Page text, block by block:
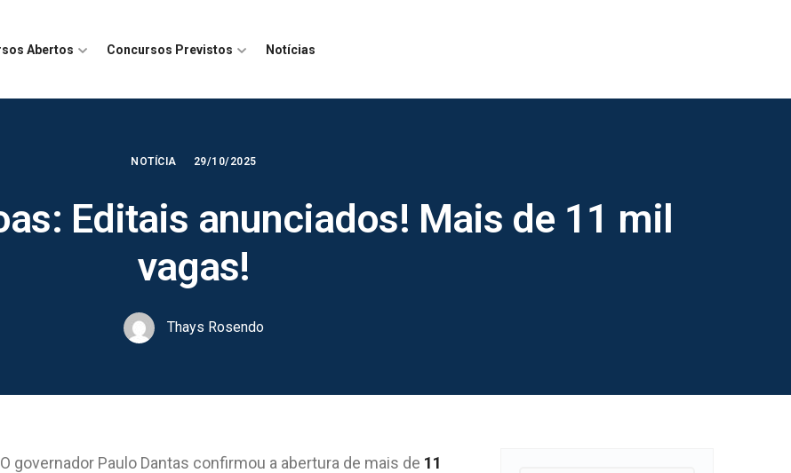
Abertos Concursos Previstos Notícias
NOTÍCIA 29/10/2025
Editais anunciados! Mais de 11 mil
vagas!
Thays Rosendo
O governador Paulo Dantas confirmou a abertura de mais de 11